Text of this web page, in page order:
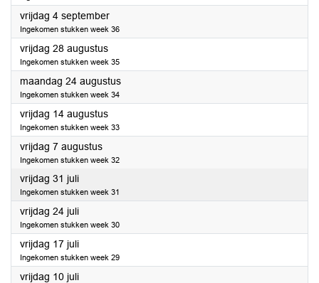
vrijdag 4 september2020
Ingekomen stukken week 36
vrijdag 28 augustus2020
Ingekomen stukken week 35
maandag 24 augustus2020
Ingekomen stukken week 34
vrijdag 14 augustus2020
Ingekomen stukken week 33
vrijdag 7 augustus2020
Ingekomen stukken week 32
vrijdag 31 juli2020
Ingekomen stukken week 31
vrijdag 24 juli2020
Ingekomen stukken week 30
vrijdag 17 juli2020
Ingekomen stukken week 29
vrijdag 10 juli2020